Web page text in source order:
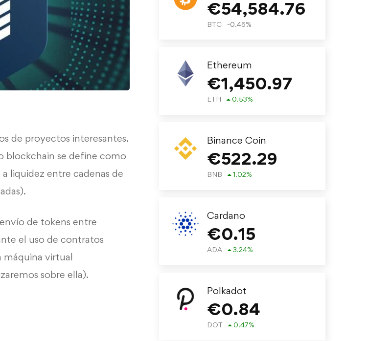
de proyectos interesantes.
blockchain se define como
liquidez entre cadenas de
de tokens entre
el uso de contratos
máquina virtual
sobre ella).
€54,584.76
BTC -0.46%
Ethereum
€1,450.97
ETH 0.53%
Binance Coin
€522.29
BNB 1.02%
Cardano
€0.15
ADA 3.24%
Polkadot
€0.84
DOT 0.47%